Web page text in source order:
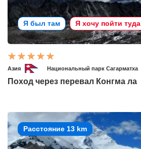
Я был там Я хочу пойти туда
Азия Национальный парк Сагарматха
Поход через перевал Конгма ла
Расстояние 13 km